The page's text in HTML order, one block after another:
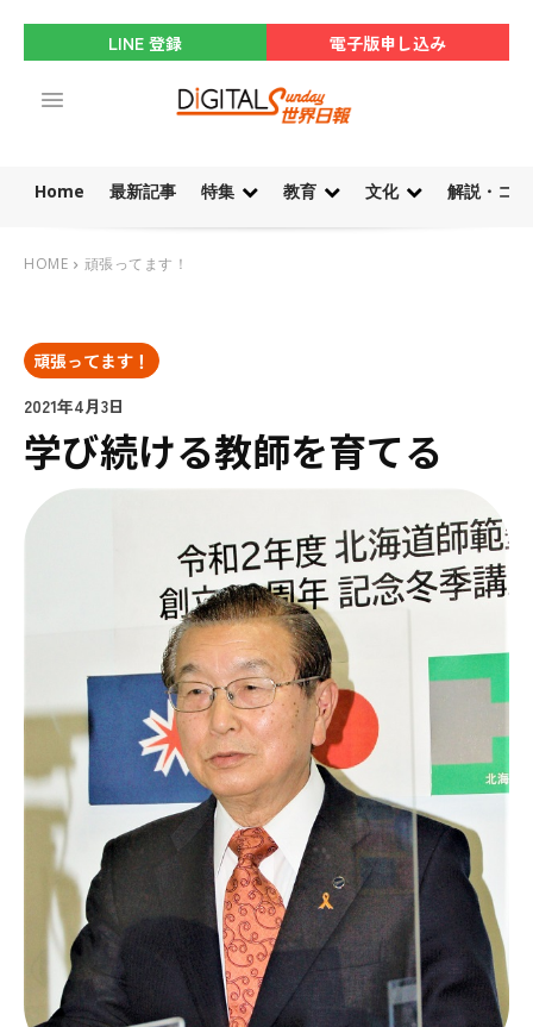
LINE 登録 電子版申し込み
Home 最新記事 特集 教育 文化 解説・コ
HOME 頑張ってます！
頑張ってます！
2021年4月3日
学び続ける教師を育てる